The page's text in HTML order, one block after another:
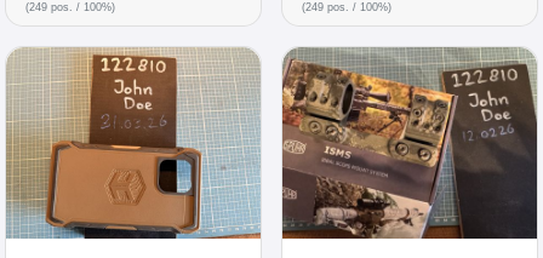
(249 pos. / 100%)
(249 pos. / 100%)